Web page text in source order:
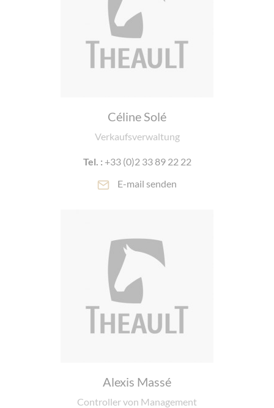
Céline Solé
Verkaufsverwaltung
Tel. : +33 (0)2 33 89 22 22
E-mail senden
Alexis Massé
Controller von Management